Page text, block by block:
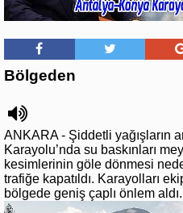
Bölgeden
ANKARA - Şiddetli yağışların
Karayolu’nda su baskınları
kesimlerinin göle dönmesi
trafiğe kapatıldı. Karayolları
bölgede geniş çaplı önlem aldı.